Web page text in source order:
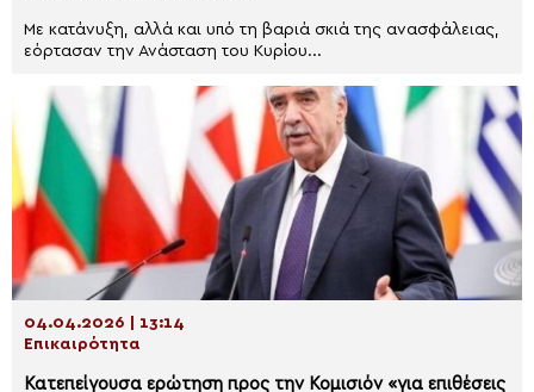
Με κατάνυξη, αλλά και υπό τη βαριά σκιά της ανασφάλειας,
εόρτασαν την Ανάσταση του Κυρίου...
04.04.2026 | 13:14
Επικαιρότητα
Κατεπείγουσα ερώτηση προς την Κομισιόν «για επιθέσεις